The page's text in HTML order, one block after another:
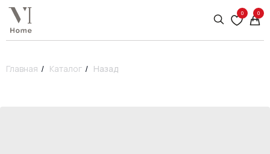
0 0
Главная / Каталог / Назад